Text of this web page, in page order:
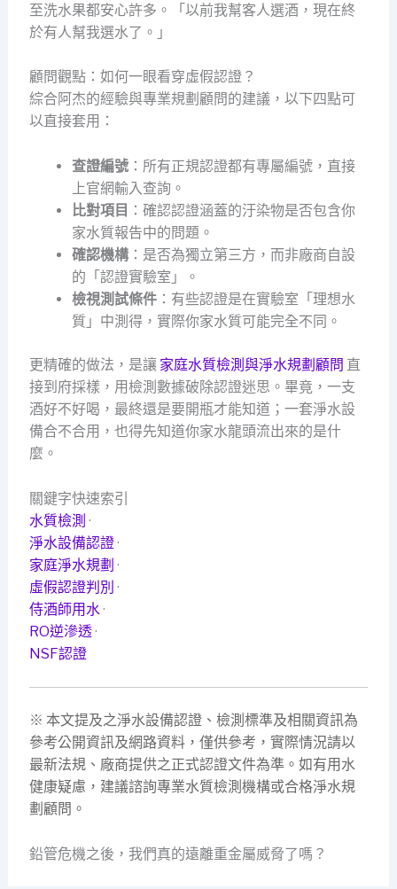
至洗水果都安心許多。「以前我幫客人選酒，現在終
於有人幫我選水了。」
顧問觀點：如何一眼看穿虛假認證？
綜合阿杰的經驗與專業規劃顧問的建議，以下四點可
以直接套用：
查證編號：所有正規認證都有專屬編號，直接
上官網輸入查詢。
比對項目 ：確認認證涵蓋的汙染物是否包含你
家水質報告中的問題。
確認機構：是否為獨立第三方，而非廠商自設
的「認證實驗室」。
檢視測試條件：有些認證是在實驗室「理想水
質」中測得，實際你家水質可能完全不同。
更精確的做法，是讓 家庭水質檢測與淨水規劃顧問 直
接到府採樣，用檢測數據破除認證迷思。畢竟，一支
酒好不好喝，最終還是要開瓶才能知道；一套淨水設
備合不合用，也得先知道你家水龍頭流出來的是什
麼。
關鍵字快速索引
水質檢測 ·
淨水設備認證·
家庭淨水規劃 ·
虛假認證判別 ·
侍酒師用水 ·
RO逆滲透·
NSF認證
※ 本文提及之淨水設備認證、檢測標準及相關資訊為
參考公開資訊及網路資料，僅供參考，實際情況請以
最新法規、廠商提供之正式認證文件為準。如有用水
健康疑慮，建議諮詢專業水質檢測機構或合格淨水規
劃顧問。
鉛管危機之後，我們真的遠離重金屬威脅了嗎？